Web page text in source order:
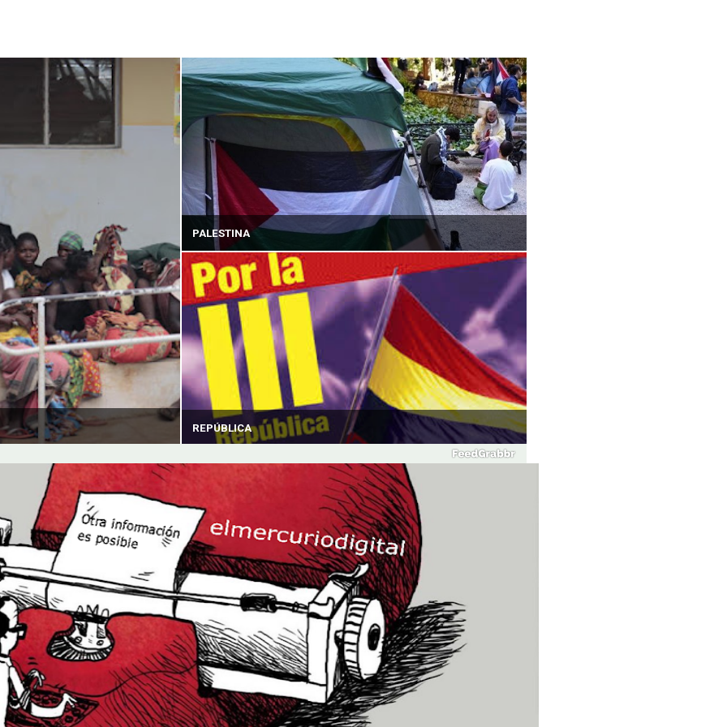
PALESTINA
REPÚBLICA